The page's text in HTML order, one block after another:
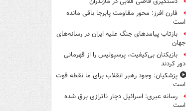
فارن افرز: محور مقاومت پابرجا باقی مانده
است
بازتاب پیامدهای جنگ علیه ایران در رسانه‌های
جهان
بازیکنان بی‌کیفیت، پرسپولیس را از قهرمانی
دور کردند
پزشکیان: وجود رهبر انقلاب برای ما نقطه قوت
است
رسانه عبری: اسرائیل دچار ناترازی برق شده
است